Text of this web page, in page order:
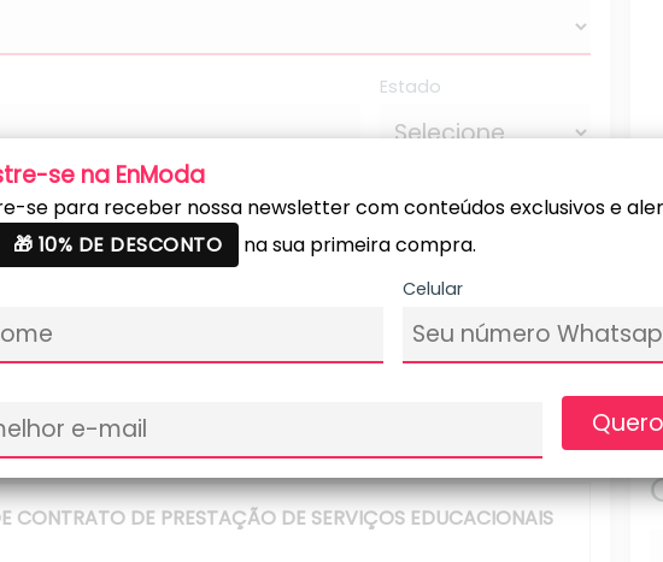
Estado
CONTRATO DE PRESTAÇÃO DE SERVIÇOS EDUCACIONAIS
se na EnModa
se para receber nossa newsletter com conteúdos exclusivos e
🎁 10% DE DESCONTO na sua primeira compra.
Celular